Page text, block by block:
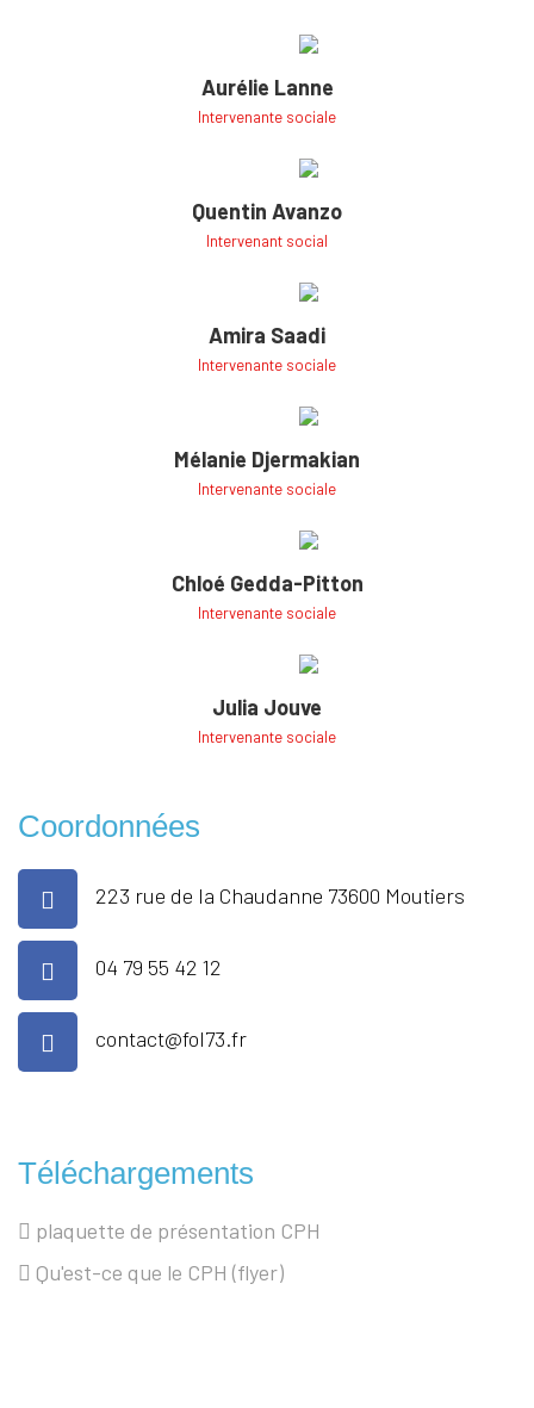
Aurélie Lanne
Intervenante sociale
Quentin Avanzo
Intervenant social
Amira Saadi
Intervenante sociale
Mélanie Djermakian
Intervenante sociale
Chloé Gedda-Pitton
Intervenante sociale
Julia Jouve
Intervenante sociale
Coordonnées
223 rue de la Chaudanne 73600 Moutiers
04 79 55 42 12
contact@fol73.fr
Téléchargements
plaquette de présentation CPH
Qu'est-ce que le CPH (flyer)